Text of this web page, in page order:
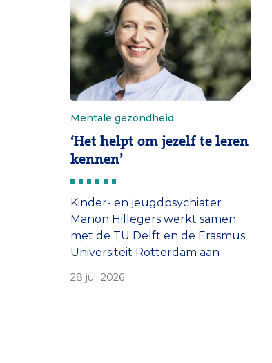
Mentale gezondheid
‘Het helpt om jezelf te leren
kennen’
Kinder- en jeugdpsychiater
Manon Hillegers werkt samen
met de TU Delft en de Erasmus
Universiteit Rotterdam aan
helpen hun mentale
28 juli 2026